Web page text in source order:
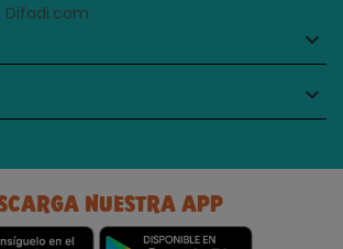
Difadi.com
keyboard_arrow_down
keyboard_arrow_down
NUESTRA APP